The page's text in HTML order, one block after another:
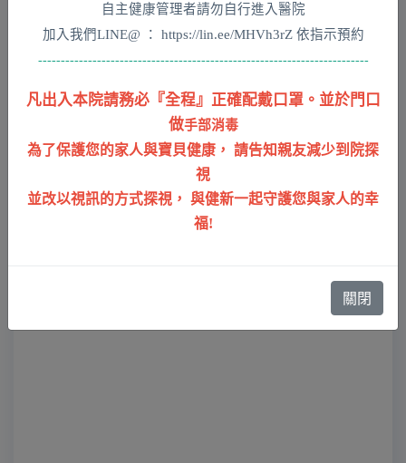
高雄市前金區七賢二路295號
預約專線 | 07-2164569
Tel | 07-2613866
Fax | 07-2167268
E-mail |service@cshospital.com.tw
自主健康管理者請勿自行進入醫院
加入我們LINE@ ： https://lin.ee/MHVh3rZ 依指示預約
-------------------------------------------------------------------------
凡出入本院請務必『全程』正確配戴口罩。並於門口
做手部消毒
為了保護您的家人與寶貝健康， 請告知親友減少到院探
視
並改以視訊的方式探視， 與健新一起守護您與家人的幸
福!
關閉